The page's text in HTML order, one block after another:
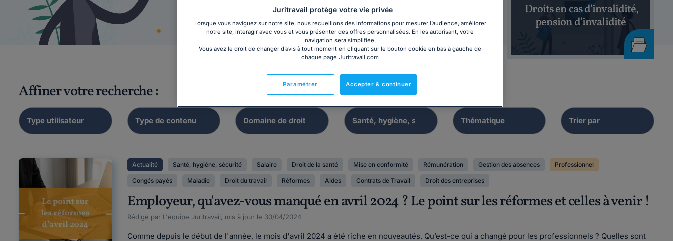
Droits du salarié inapte au
travail
Modèle de DUERP 2026
Droits en cas d'invalidité,
pension d'invalidité
Affiner votre recherche :
Actualité Santé, hygiène, sécurité Salaire Droit de la santé Mise en conformité Rémunération Gestion des absences Professionnel
Congés payés Maladie Droit du travail Réformes Aides Contrats de Travail Droit des entreprises
Employeur, qu'avez-vous manqué en avril 2024 ? Le point sur les réformes et celles à venir !
Rédigé par L'équipe Juritravail, mis à jour le 30/04/2024
Comme depuis le début de l'année, le mois d'avril 2024 a été riche en nouveautés. Qu’est-ce qui a changé pour les professionnels ? Quelles sont
Juritravail protège votre vie privée
Lorsque vous naviguez sur notre site, nous recueillons des informations pour mesurer l’audience, améliorer
notre site, interagir avec vous et vous présenter des offres personnalisées. En les autorisant, votre
navigation sera simplifiée.
Vous avez le droit de changer d’avis à tout moment en cliquant sur le bouton cookie en bas à gauche de
chaque page Juritravail.com
Accepter & continuer
Paramétrer